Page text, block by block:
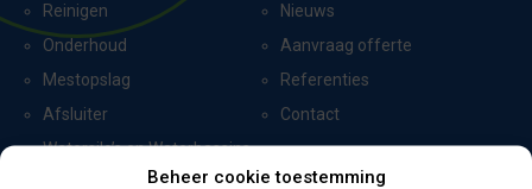
Beheer cookie toestemming
Reinigen
Onderhoud
Mestopslag
Afsluiter
Watersilo’s en Waterbassins
Nieuws
Aanvraag offerte
Referenties
Contact